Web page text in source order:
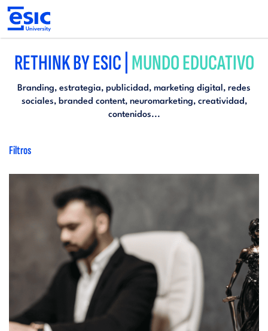
Pasar
contenido
navigation
RETHINK BY ESIC | MUNDO EDUCATIVO
Branding, estrategia, publicidad, marketing digital, redes
sociales, branded content, neuromarketing, creatividad,
contenidos...
Filtros